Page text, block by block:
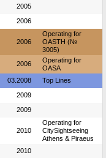
2005
2006
2006
Operating for
OASTH (№
3005)
2006
Operating for
OASA
03.2008 Top Lines
2009
2009
2010
Operating for
CitySightseeing
Athens & Piraeus
2010